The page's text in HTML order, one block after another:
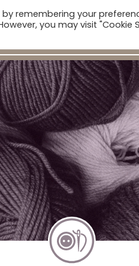
remembering your
you may visit